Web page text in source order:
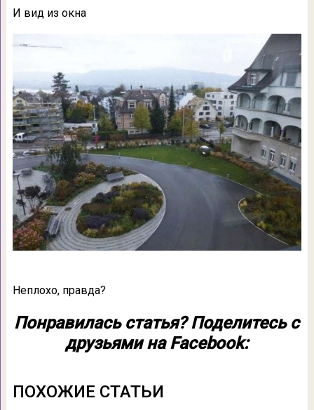
И вид из окна
Неплохо, правда?
Понравилась статья? Поделитесь с
друзьями на Facebook:
ПОХОЖИЕ СТАТЬИ